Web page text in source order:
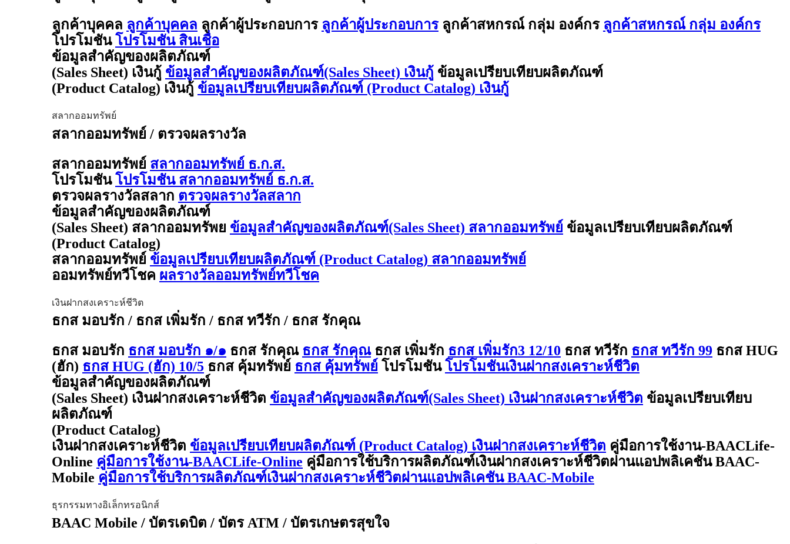
ลูกค้าบุคคล ลูกค้าบุคคล ลูกค้าผู้ประกอบการ ลูกค้าผู้ประกอบการ ลูกค้าสหกรณ์ กลุ่ม องค์กร ลูกค้าสหกรณ์ กลุ่ม องค์กร
โปรโมชัน โปรโมชัน สินเชื่อ
ข้อมูลสำคัญของผลิตภัณฑ์
(Sales Sheet) เงินกู้ ข้อมูลสำคัญของผลิตภัณฑ์(Sales Sheet) เงินกู้ ข้อมูลเปรียบเทียบผลิตภัณฑ์
(Product Catalog) เงินกู้ ข้อมูลเปรียบเทียบผลิตภัณฑ์ (Product Catalog) เงินกู้
สลากออมทรัพย์
สลากออมทรัพย์ / ตรวจผลรางวัล
สลากออมทรัพย์ สลากออมทรัพย์ ธ.ก.ส.
โปรโมชัน โปรโมชัน สลากออมทรัพย์ ธ.ก.ส.
ตรวจผลรางวัลสลาก ตรวจผลรางวัลสลาก
ข้อมูลสำคัญของผลิตภัณฑ์
(Sales Sheet) สลากออมทรัพย ข้อมูลสำคัญของผลิตภัณฑ์(Sales Sheet) สลากออมทรัพย์ ข้อมูลเปรียบเทียบผลิตภัณฑ์
(Product Catalog)
สลากออมทรัพย์ ข้อมูลเปรียบเทียบผลิตภัณฑ์ (Product Catalog) สลากออมทรัพย์
ออมทรัพย์ทวีโชค ผลรางวัลออมทรัพย์ทวีโชค
เงินฝากสงเคราะห์ชีวิต
ธกส มอบรัก / ธกส เพิ่มรัก / ธกส ทวีรัก / ธกส รักคุณ
ธกส มอบรัก ธกส มอบรัก ๑/๑ ธกส รักคุณ ธกส รักคุณ ธกส เพิ่มรัก ธกส เพิ่มรัก3 12/10 ธกส ทวีรัก ธกส ทวีรัก 99 ธกส HUG
(ฮัก) ธกส HUG (ฮัก) 10/5 ธกส คุ้มทรัพย์ ธกส คุ้มทรัพย์ โปรโมชัน โปรโมชันเงินฝากสงเคราะห์ชีวิต
ข้อมูลสำคัญของผลิตภัณฑ์
(Sales Sheet) เงินฝากสงเคราะห์ชีวิต ข้อมูลสำคัญของผลิตภัณฑ์(Sales Sheet) เงินฝากสงเคราะห์ชีวิต ข้อมูลเปรียบเทียบ
ผลิตภัณฑ์
(Product Catalog)
เงินฝากสงเคราะห์ชีวิต ข้อมูลเปรียบเทียบผลิตภัณฑ์ (Product Catalog) เงินฝากสงเคราะห์ชีวิต คู่มือการใช้งาน-BAACLife-
Online คู่มือการใช้งาน-BAACLife-Online คู่มือการใช้บริการผลิตภัณฑ์เงินฝากสงเคราะห์ชีวิตผ่านแอปพลิเคชัน BAAC-
Mobile คู่มือการใช้บริการผลิตภัณฑ์เงินฝากสงเคราะห์ชีวิตผ่านแอปพลิเคชัน BAAC-Mobile
ธุรกรรมทางอิเล็กทรอนิกส์
BAAC Mobile / บัตรเดบิต / บัตร ATM / บัตรเกษตรสุขใจ